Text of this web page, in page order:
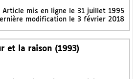
Article mis en ligne le 31 juillet 1995
modification le 3 février 2018
et la raison (1993)